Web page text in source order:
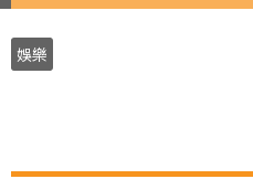
娛樂